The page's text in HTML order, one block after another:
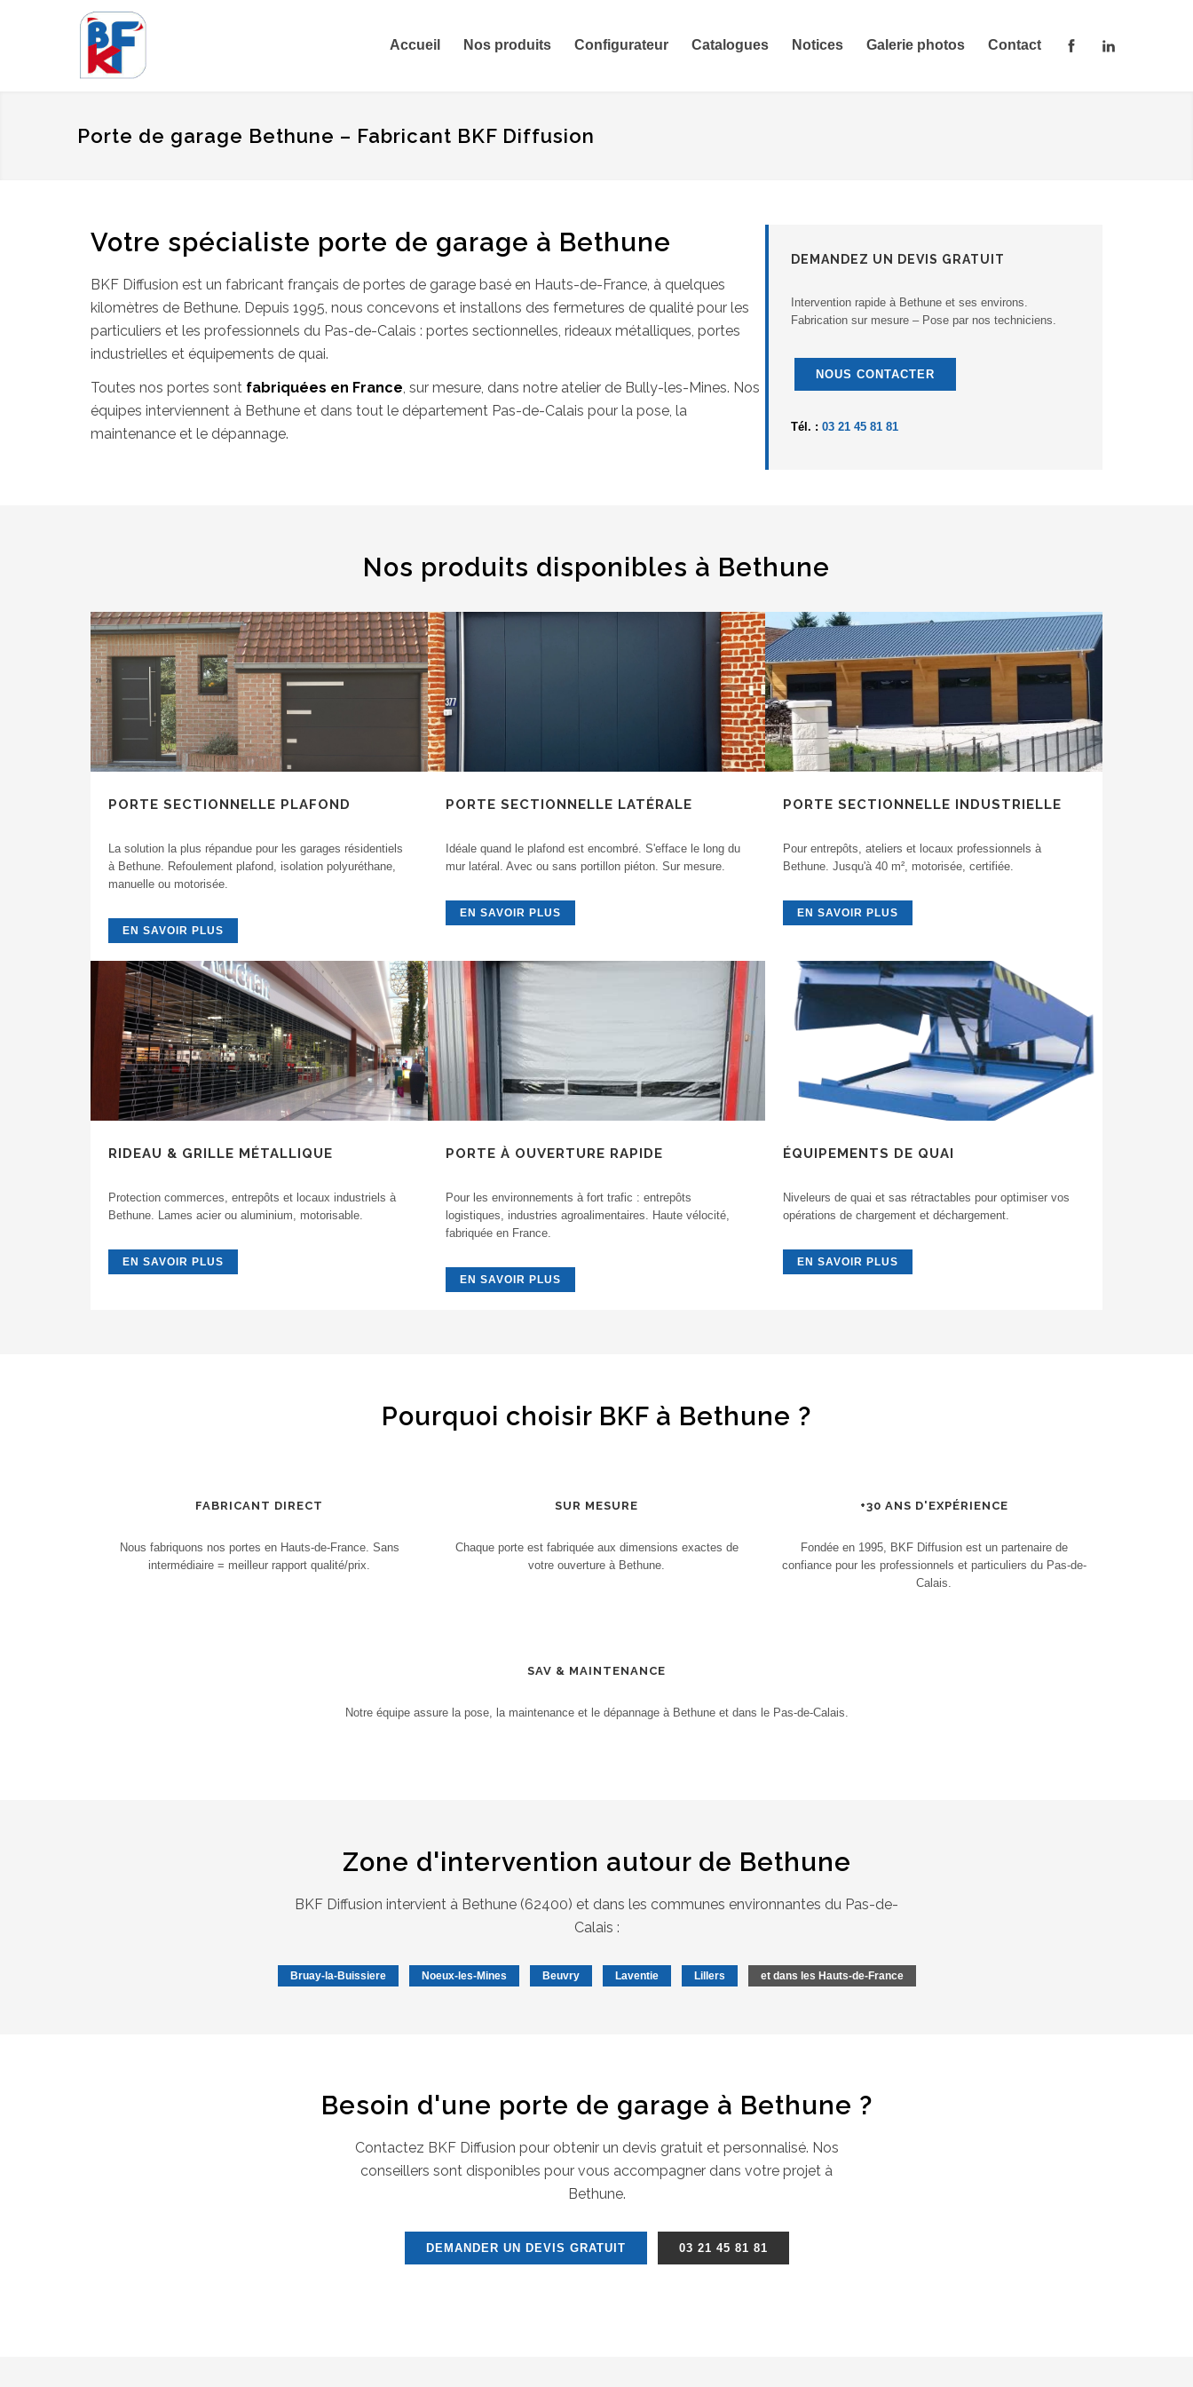
Accueil Nos produits Configurateur Catalogues Notices Galerie photos Contact
Porte de garage Bethune – Fabricant BKF Diffusion
Votre spécialiste porte de garage à Bethune
BKF Diffusion est un fabricant français de portes de garage basé en Hauts-de-France, à quelques
kilomètres de Bethune. Depuis 1995, nous concevons et installons des fermetures de qualité pour les
particuliers et les professionnels du Pas-de-Calais : portes sectionnelles, rideaux métalliques, portes
industrielles et équipements de quai.
Toutes nos portes sont fabriquées en France, sur mesure, dans notre atelier de Bully-les-Mines. Nos
équipes interviennent à Bethune et dans tout le département Pas-de-Calais pour la pose, la
maintenance et le dépannage.
DEMANDEZ UN DEVIS GRATUIT
Intervention rapide à Bethune et ses environs.
Fabrication sur mesure – Pose par nos techniciens.
NOUS CONTACTER
Tél. : 03 21 45 81 81
Nos produits disponibles à Bethune
PORTE SECTIONNELLE PLAFOND
La solution la plus répandue pour les garages résidentiels
à Bethune. Refoulement plafond, isolation polyuréthane,
manuelle ou motorisée.
EN SAVOIR PLUS
PORTE SECTIONNELLE LATÉRALE
Idéale quand le plafond est encombré. S'efface le long du
mur latéral. Avec ou sans portillon piéton. Sur mesure.
EN SAVOIR PLUS
PORTE SECTIONNELLE INDUSTRIELLE
Pour entrepôts, ateliers et locaux professionnels à
Bethune. Jusqu'à 40 m², motorisée, certifiée.
EN SAVOIR PLUS
RIDEAU & GRILLE MÉTALLIQUE
Protection commerces, entrepôts et locaux industriels à
Bethune. Lames acier ou aluminium, motorisable.
EN SAVOIR PLUS
PORTE À OUVERTURE RAPIDE
Pour les environnements à fort trafic : entrepôts
logistiques, industries agroalimentaires. Haute vélocité,
fabriquée en France.
EN SAVOIR PLUS
ÉQUIPEMENTS DE QUAI
Niveleurs de quai et sas rétractables pour optimiser vos
opérations de chargement et déchargement.
EN SAVOIR PLUS
Pourquoi choisir BKF à Bethune ?
FABRICANT DIRECT
Nous fabriquons nos portes en Hauts-de-France. Sans
intermédiaire = meilleur rapport qualité/prix.
SUR MESURE
Chaque porte est fabriquée aux dimensions exactes de
votre ouverture à Bethune.
+30 ANS D'EXPÉRIENCE
Fondée en 1995, BKF Diffusion est un partenaire de
confiance pour les professionnels et particuliers du Pas-de-
Calais.
SAV & MAINTENANCE
Notre équipe assure la pose, la maintenance et le dépannage à Bethune et dans le Pas-de-Calais.
Zone d'intervention autour de Bethune
BKF Diffusion intervient à Bethune (62400) et dans les communes environnantes du Pas-de-
Calais :
Bruay-la-Buissiere Noeux-les-Mines Beuvry Laventie Lillers et dans les Hauts-de-France
Besoin d'une porte de garage à Bethune ?
Contactez BKF Diffusion pour obtenir un devis gratuit et personnalisé. Nos
conseillers sont disponibles pour vous accompagner dans votre projet à
Bethune.
DEMANDER UN DEVIS GRATUIT 03 21 45 81 81